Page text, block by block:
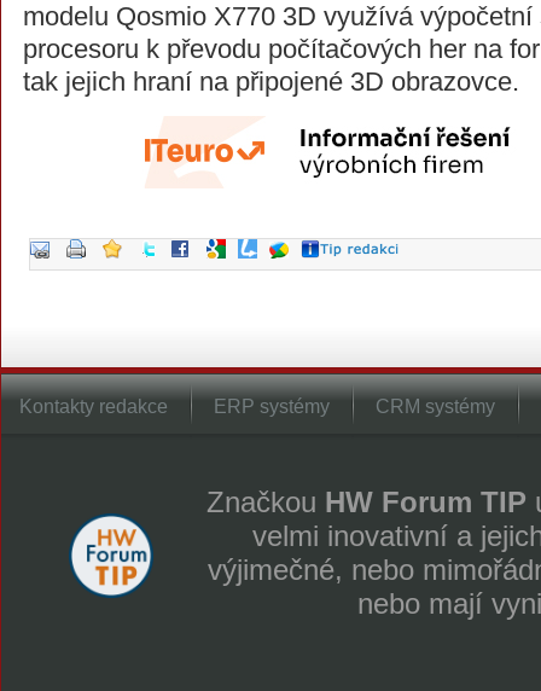
modelu Qosmio X770 3D využívá
procesoru k převodu počítačových her na
tak jejich hraní na připojené 3D obrazovce.
Kontakty redakce ERP systémy CRM systémy
Značkou HW Forum TIP
velmi inovativní a
výjimečné, nebo
nebo mají